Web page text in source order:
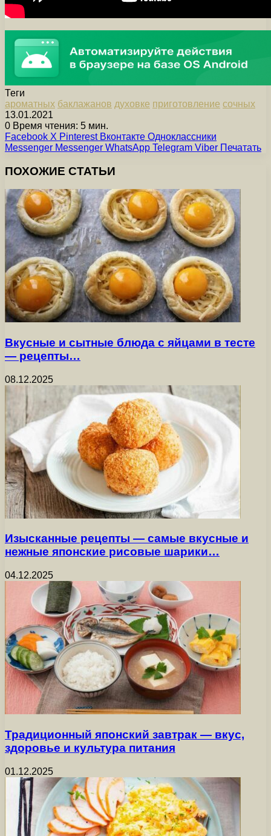
Теги
ароматных баклажанов духовке приготовление сочных
13.01.2021
0 Время чтения: 5 мин.
Facebook X Pinterest Вконтакте Одноклассники
Messenger Messenger WhatsApp Telegram Viber Печатать
ПОХОЖИЕ СТАТЬИ
Вкусные и сытные блюда с яйцами в тесте
— рецепты…
08.12.2025
Изысканные рецепты — самые вкусные и
нежные японские рисовые шарики…
04.12.2025
Традиционный японский завтрак — вкус,
здоровье и культура питания
01.12.2025